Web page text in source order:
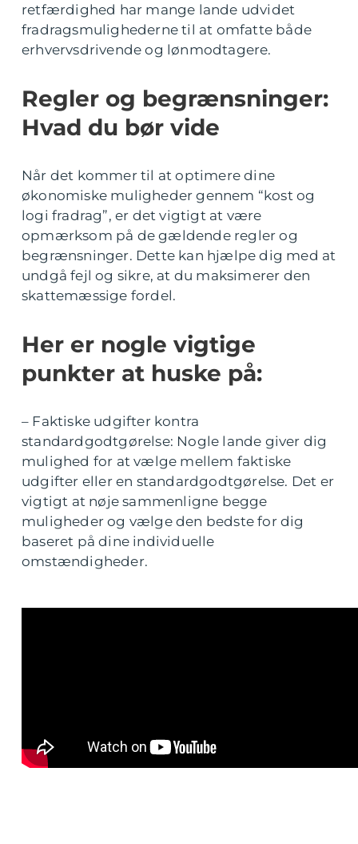
retfærdighed har mange lande udvidet
fradragsmulighederne til at omfatte både
erhvervsdrivende og lønmodtagere.
Regler og begrænsninger:
Hvad du bør vide
Når det kommer til at optimere dine
økonomiske muligheder gennem “kost og
logi fradrag”, er det vigtigt at være
opmærksom på de gældende regler og
begrænsninger. Dette kan hjælpe dig med at
undgå fejl og sikre, at du maksimerer den
skattemæssige fordel.
Her er nogle vigtige
punkter at huske på:
– Faktiske udgifter kontra
standardgodtgørelse: Nogle lande giver dig
mulighed for at vælge mellem faktiske
udgifter eller en standardgodtgørelse. Det er
vigtigt at nøje sammenligne begge
muligheder og vælge den bedste for dig
baseret på dine individuelle
omstændigheder.